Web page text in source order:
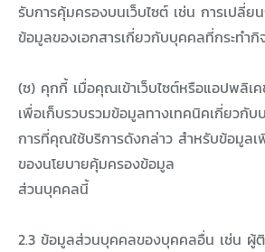
รับการคุ้มครองบนเว็บไซต์ เช่น การเปลี่ย
ข้อมูลของเอกสารเกี่ยวกับบุคคลที่กระทำ
(ซ) คุกกี้ เมื่อคุณเข้าเว็บไซต์หรือแอปพลิเ
เพื่อเก็บรวบรวมข้อมูลทางเทคนิคเกี่ยวกั
การที่คุณใช้บริการดังกล่าว สำหรับข้อมูล
ของนโยบายคุ้มครองข้อมูล
ส่วนบุคคลนี้
2.3 ข้อมูลส่วนบุคคลของบุคคลอื่น เช่น ผู้